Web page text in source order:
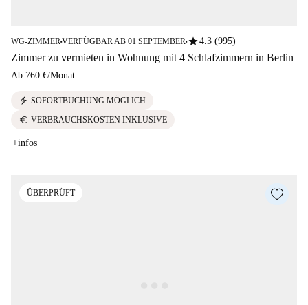
WG-ZIMMER■VERFÜGBAR AB 01 SEPTEMBER■star4.3 (995)
Zimmer zu vermieten in Wohnung mit 4 Schlafzimmern in Berlin
Ab 760 €/Monat
electric_bolt SOFORTBUCHUNG MÖGLICH
euro VERBRAUCHSKOSTEN INKLUSIVE
+infos
ÜBERPRÜFT